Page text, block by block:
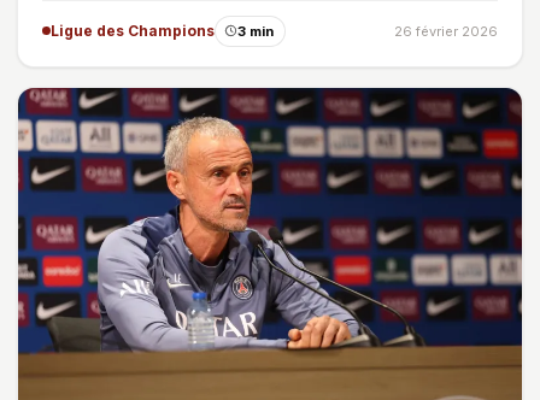
Ligue des Champions 3 min 26 février 2026